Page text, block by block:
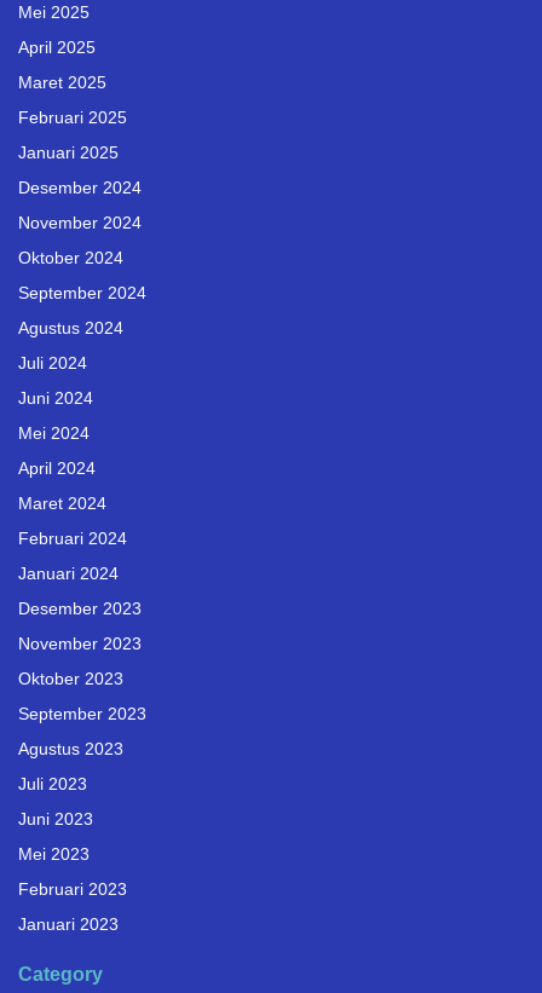
Mei 2025
April 2025
Maret 2025
Februari 2025
Januari 2025
Desember 2024
November 2024
Oktober 2024
September 2024
Agustus 2024
Juli 2024
Juni 2024
Mei 2024
April 2024
Maret 2024
Februari 2024
Januari 2024
Desember 2023
November 2023
Oktober 2023
September 2023
Agustus 2023
Juli 2023
Juni 2023
Mei 2023
Februari 2023
Januari 2023
Category